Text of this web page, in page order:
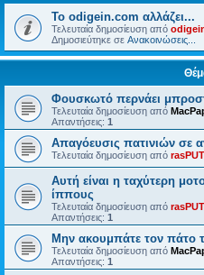
Το odigein.com αλλάζει...
Τελευταία δημοσίευση από
Δημοσιεύτηκε σε Ανακοινώσεις...
Φουσκωτό περνάει
Τελευταία δημοσίευση από
Απαντήσεις: 1
Απαγόευσις πατινιών σε
Τελευταία δημοσίευση από
Αυτή είναι η ταχύτερη
ίππους
Τελευταία δημοσίευση από
Απαντήσεις: 1
Μην ακουμπάτε τον πάτο
Τελευταία δημοσίευση από
Απαντήσεις: 1